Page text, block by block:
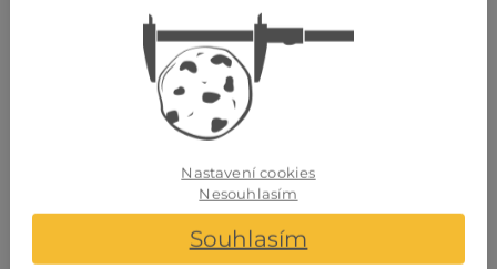
Řada Talia se vyznačuje jednoduchým a
liniemi a precizním zpracováním. Dveře kombinují
dřevěné a skleněné prvky, čímž vytvářejí příjemný
kontrast mezi soukromím a světlem.Dveřní
komplet od 15.880,- Kč bez DPH
Nastavení cookies
Nesouhlasím
Souhlasím